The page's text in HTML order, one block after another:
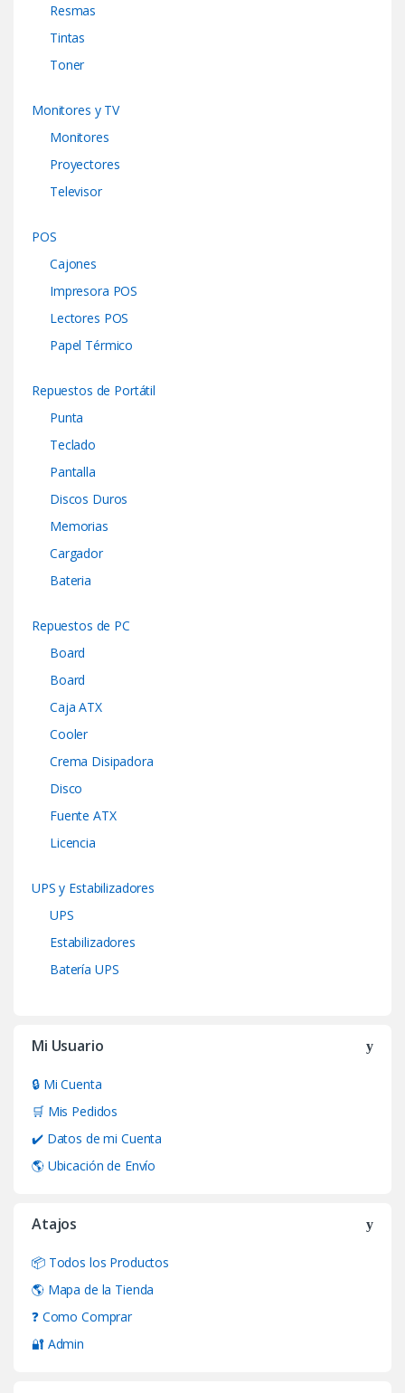
Resmas
Tintas
Toner
Monitores y TV
Monitores
Proyectores
Televisor
POS
Cajones
Impresora POS
Lectores POS
Papel Térmico
Repuestos de Portátil
Punta
Teclado
Pantalla
Discos Duros
Memorias
Cargador
Bateria
Repuestos de PC
Board
Board
Caja ATX
Cooler
Crema Disipadora
Disco
Fuente ATX
Licencia
UPS y Estabilizadores
UPS
Estabilizadores
Batería UPS
Mi Usuario
🔒 Mi Cuenta
🛒 Mis Pedidos
✔️ Datos de mi Cuenta
🌎 Ubicación de Envío
Atajos
📦 Todos los Productos
🌎 Mapa de la Tienda
❓ Como Comprar
🔐 Admin